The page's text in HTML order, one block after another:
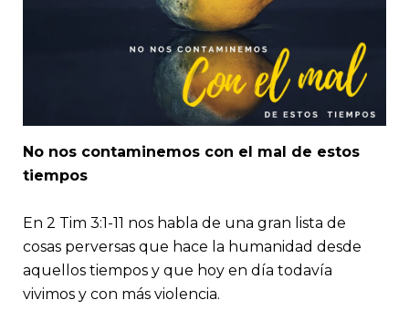
No nos contaminemos con el mal de estos
tiempos
En 2 Tim 3:1-11 nos habla de una gran lista de
cosas perversas que hace la humanidad desde
aquellos tiempos y que hoy en día todavía
vivimos y con más violencia.